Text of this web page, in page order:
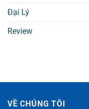
Đại Lý
Review
VỀ CHÚNG TÔI